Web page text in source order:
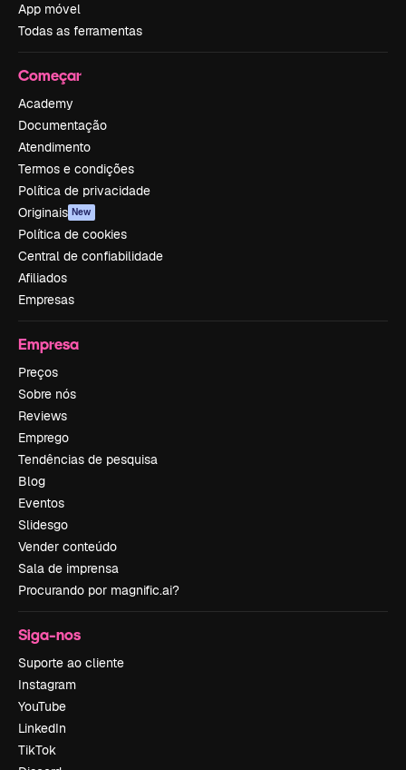
App móvel
Todas as ferramentas
Começar
Academy
Documentação
Atendimento
Termos e condições
Política de privacidade
Originais New
Política de cookies
Central de confiabilidade
Afiliados
Empresas
Empresa
Preços
Sobre nós
Reviews
Emprego
Tendências de pesquisa
Blog
Eventos
Slidesgo
Vender conteúdo
Sala de imprensa
Procurando por magnific.ai?
Siga-nos
Suporte ao cliente
Instagram
YouTube
LinkedIn
TikTok